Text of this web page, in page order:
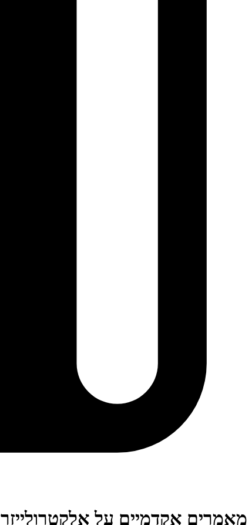
מאמרים אקדמיים על אלקטרולייזר